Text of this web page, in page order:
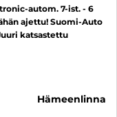
autom. 7-ist. - 6
ajettu! Suomi-Auto
katsastettu
hämeenlinna